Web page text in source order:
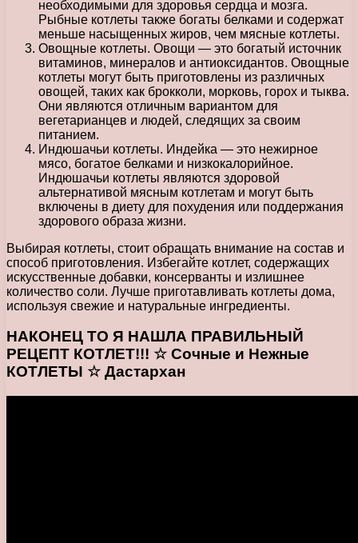
необходимыми для здоровья сердца и мозга.
Рыбные котлеты также богаты белками и содержат
меньше насыщенных жиров, чем мясные котлеты.
Овощные котлеты. Овощи — это богатый источник
витаминов, минералов и антиоксидантов. Овощные
котлеты могут быть приготовлены из различных
овощей, таких как брокколи, морковь, горох и тыква.
Они являются отличным вариантом для
вегетарианцев и людей, следящих за своим
питанием.
Индюшачьи котлеты. Индейка — это нежирное
мясо, богатое белками и низкокалорийное.
Индюшачьи котлеты являются здоровой
альтернативой мясным котлетам и могут быть
включены в диету для похудения или поддержания
здорового образа жизни.
Выбирая котлеты, стоит обращать внимание на состав и
способ приготовления. Избегайте котлет, содержащих
искусственные добавки, консерванты и излишнее
количество соли. Лучше приготавливать котлеты дома,
используя свежие и натуральные ингредиенты.
НАКОНЕЦ ТО Я НАШЛА ПРАВИЛЬНЫЙ
РЕЦЕПТ КОТЛЕТ!!! ☆ Сочные и Нежные
КОТЛЕТЫ ☆ Дастархан